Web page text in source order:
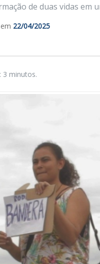
de duas vidas em
22/04/2025
3 minutos.